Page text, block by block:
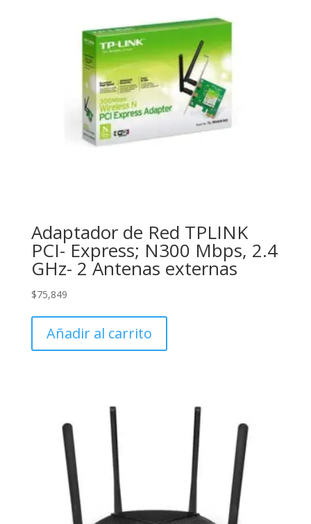
Adaptador de Red TPLINK
PCI- Express; N300 Mbps, 2.4
GHz- 2 Antenas externas
$75,849
Añadir al carrito